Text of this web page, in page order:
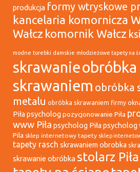
produkcja formy wtryskowe
kancelaria komornicza
Wałcz komornik Wałcz
modne torebki damskie młodzieżowe tapety na
skrawanieobróbka
skrawaniem obróbka
metalu obróbka skrawaniem firmy
Piła psycholog pozycjonowanie Piła
www Piła psycholog Piła psycholog
Pila sklep internetowy tapety sklep
tapety rasch skrawaniem obrobka
skrawanie obróbka stolarz Piła